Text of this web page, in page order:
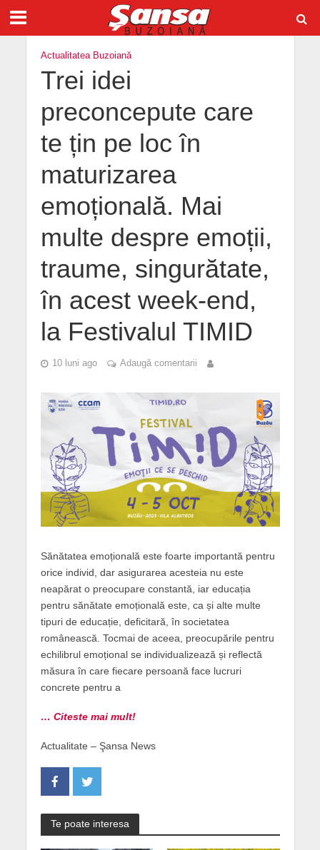
Actualitatea Buzoiană
Trei idei
preconcepute care
te țin pe loc în
maturizarea
emoțională. Mai
multe despre emoții,
traume, singurătate,
în acest week-end,
la Festivalul TIMID
10 luni ago Adaugă comentarii
Sănătatea emoțională este foarte importantă pentru
orice individ, dar asigurarea acesteia nu este
neapărat o preocupare constantă, iar educația
pentru sănătate emoțională este, ca și alte multe
tipuri de educație, deficitară, în societatea
românească. Tocmai de aceea, preocupările pentru
echilibrul emoțional se individualizează și reflectă
măsura în care fiecare persoană face lucruri
concrete pentru a
… Citeste mai mult!
Actualitate – Şansa News
Te poate interesa